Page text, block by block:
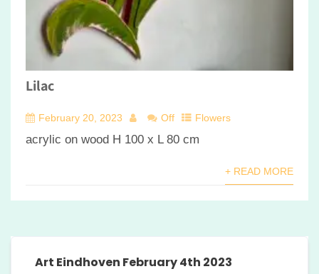
Lilac
February 20, 2023 Off Flowers
acrylic on wood H 100 x L 80 cm
+ READ MORE
Art Eindhoven February 4th 2023